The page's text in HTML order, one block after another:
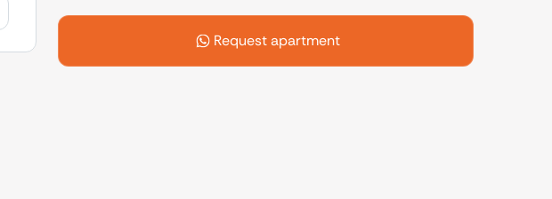
enlarge Download
Request apartment